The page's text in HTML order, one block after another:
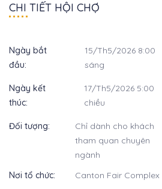
CHI TIẾT HỘI CHỢ
Ngày bắt
đầu:
15/Th5/2026 8:00
sáng
Ngày kết
thúc:
17/Th5/2026 5:00
chiều
Đối tượng:
Chỉ dành cho khách
tham quan chuyên
ngành
Nơi tổ chức:
Canton Fair Complex